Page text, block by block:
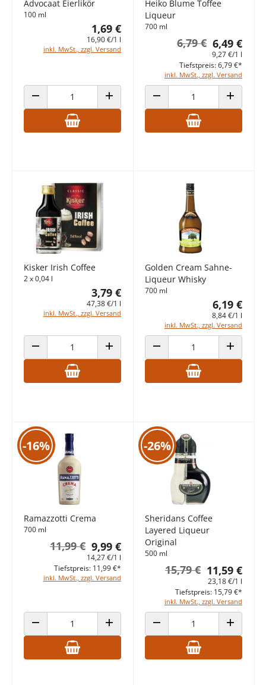
Advocaat Eierlikör
100 ml
1,69 €
16,90 €/1 l
inkl. MwSt., zzgl. Versand
ANZAHL VERRINGERN ANZAHL ERHÖHEN
Heiko Blume Toffee
Liqueur
700 ml
6,49 €
6,79 €
9,27 €/1 l
inkl. MwSt., zzgl. Versand
Tiefstpreis: 6,79 €*
ANZAHL VERRINGERN ANZAHL
Kisker Irish Coffee
2 x 0,04 l
3,79 €
47,38 €/1 l
inkl. MwSt., zzgl. Versand
ANZAHL VERRINGERN ANZAHL ERHÖHEN
Golden Cream Sahne-
Liqueur Whisky
700 ml
6,19 €
8,84 €/1 l
inkl. MwSt., zzgl. Versand
ANZAHL VERRINGERN ANZAHL
-16%
Ramazzotti Crema
700 ml
9,99 €
11,99 €
14,27 €/1 l
inkl. MwSt., zzgl. Versand
Tiefstpreis: 11,99 €*
ANZAHL VERRINGERN ANZAHL ERHÖHEN
-26%
Sheridans Coffee
Layered Liqueur
Original
500 ml
11,59 €
15,79 €
23,18 €/1 l
inkl. MwSt., zzgl. Versand
Tiefstpreis: 15,79 €*
ANZAHL VERRINGERN ANZAHL